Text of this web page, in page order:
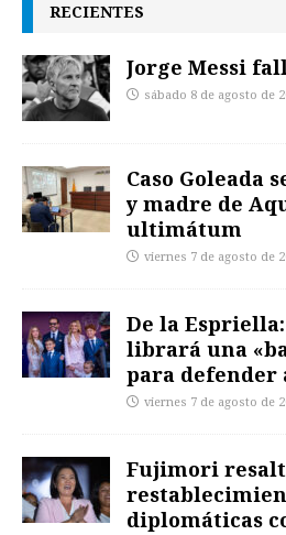
RECIENTES
Jorge Messi
sábado 8 de agosto de
Caso Goleada
y madre de
ultimátum
viernes 7 de agosto de
De la
librará una
para
viernes 7 de agosto de
Fujimori
diplomáticas